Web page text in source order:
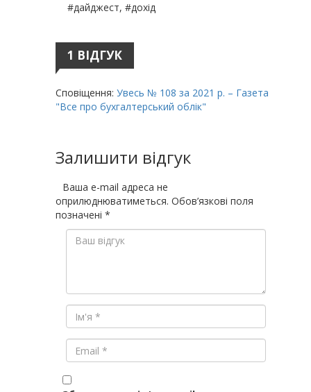
#дайджест, #дохід
1 ВІДГУК
Сповіщення: Увесь № 108 за 2021 р. – Газета
"Все про бухгалтерський облік"
Залишити відгук
Ваша e-mail адреса не
оприлюднюватиметься. Обов’язкові поля
позначені *